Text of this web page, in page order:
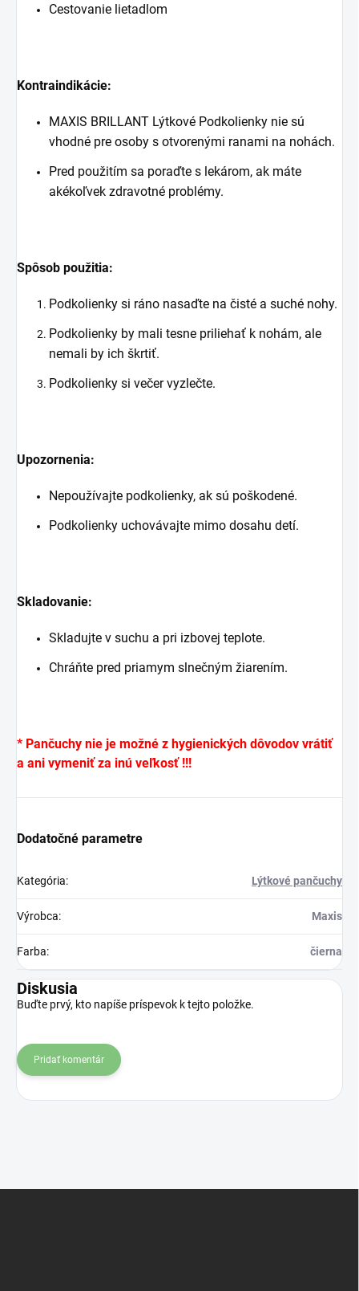
Cestovanie lietadlom
Kontraindikácie:
MAXIS BRILLANT Lýtkové Podkolienky nie sú
vhodné pre osoby s otvorenými ranami na nohách.
Pred použitím sa poraďte s lekárom, ak máte
akékoľvek zdravotné problémy.
Spôsob použitia:
Podkolienky si ráno nasaďte na čisté a suché nohy.
Podkolienky by mali tesne priliehať k nohám, ale
nemali by ich škrtiť.
Podkolienky si večer vyzlečte.
Upozornenia:
Nepoužívajte podkolienky, ak sú poškodené.
Podkolienky uchovávajte mimo dosahu detí.
Skladovanie:
Skladujte v suchu a pri izbovej teplote.
Chráňte pred priamym slnečným žiarením.
* Pančuchy nie je možné z hygienických dôvodov vrátiť
a ani vymeniť za inú veľkosť !!!
Dodatočné parametre
Kategória: Lýtkové pančuchy
Výrobca: Maxis
Farba: čierna
Diskusia
Buďte prvý, kto napíše príspevok k tejto položke.
Pridať komentár